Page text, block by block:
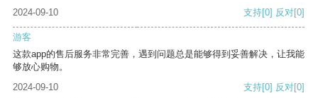
2024-09-10 支持[0] 反对[0]
游客
这款app的售后服务非常完善，遇到问题总是能够得到妥善解决，让我能
够放心购物。
2024-09-10
支持[0] 反对[0]